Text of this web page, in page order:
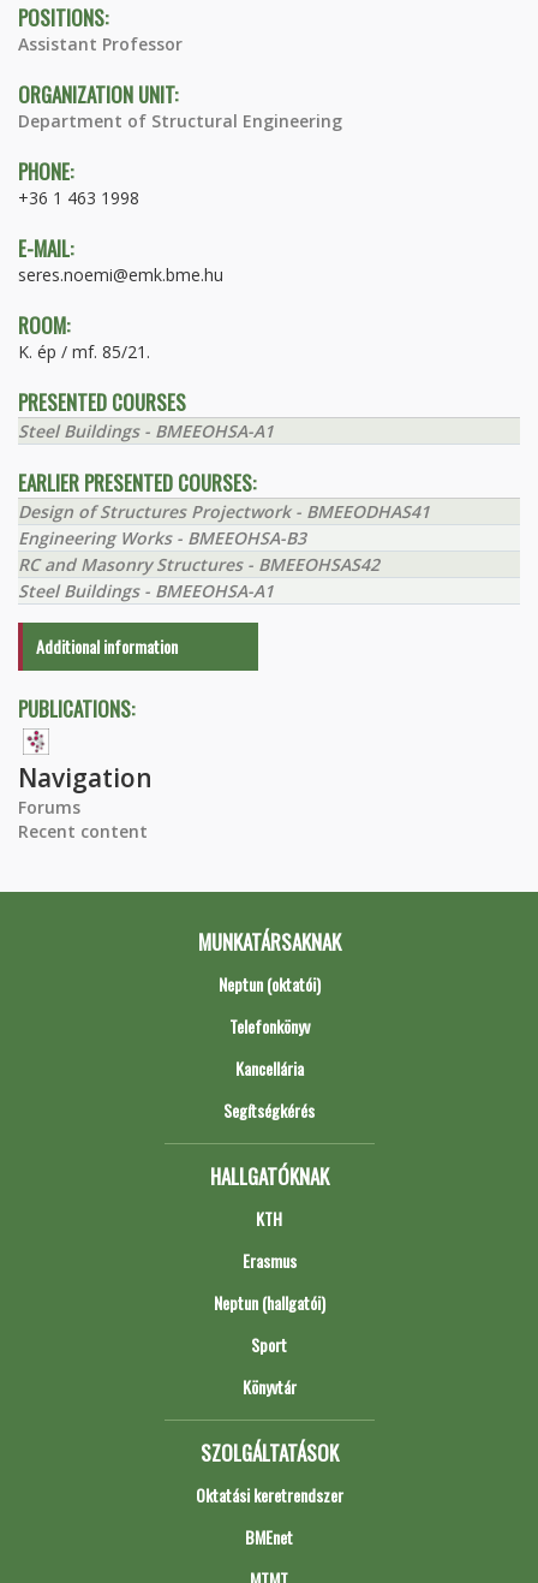
POSITIONS:
Assistant Professor
ORGANIZATION UNIT:
Department of Structural Engineering
PHONE:
+36 1 463 1998
E-MAIL:
seres.noemi@emk.bme.hu
ROOM:
K. ép / mf. 85/21.
PRESENTED COURSES
Steel Buildings - BMEEOHSA-A1
EARLIER PRESENTED COURSES:
Design of Structures Projectwork - BMEEODHAS41
Engineering Works - BMEEOHSA-B3
RC and Masonry Structures - BMEEOHSAS42
Steel Buildings - BMEEOHSA-A1
Additional information
PUBLICATIONS:
Navigation
Forums
Recent content
MUNKATÁRSAKNAK
Neptun (oktatói)
Telefonkönyv
Kancellária
Segítségkérés
HALLGATÓKNAK
KTH
Erasmus
Neptun (hallgatói)
Sport
Könyvtár
SZOLGÁLTATÁSOK
Oktatási keretrendszer
BMEnet